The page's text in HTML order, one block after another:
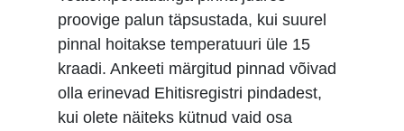
proovige palun täpsustada, kui suurel
pinnal hoitakse temperatuuri üle 15
kraadi. Ankeeti märgitud pinnad võivad
olla erinevad Ehitisregistri pindadest,
kui olete näiteks kütnud vaid osa